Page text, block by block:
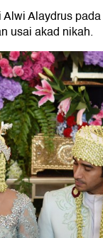
Alaydrus
usai akad nikah.